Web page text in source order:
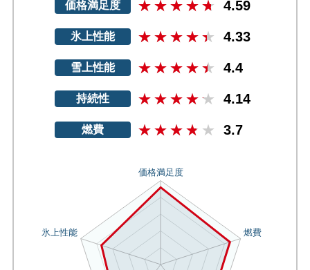
価格満足度 4.59
氷上性能 4.33
雪上性能 4.4
持続性 4.14
燃費 3.7